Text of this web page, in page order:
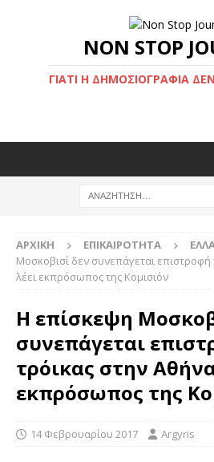
NON STOP
ΓΙΑΤΊ Η ΔΗΜΟΣΙΟΓΡΑΦΊΑ
ΑΡΧΙΚΉ ΕΠΙΚΑΙΡΌΤΗΤΑ
Μοσκοβισί δεν συνεπάγεται επιστροφή
λέει εκπρόσωπος της Κομισιόν
Η επίσκεψη
συνεπάγεται
τρόικας στην
εκπρόσωπος της
14 Φεβρουαρίου 2017 Argyris